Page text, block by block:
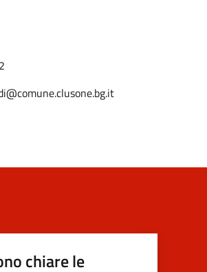
chiare le